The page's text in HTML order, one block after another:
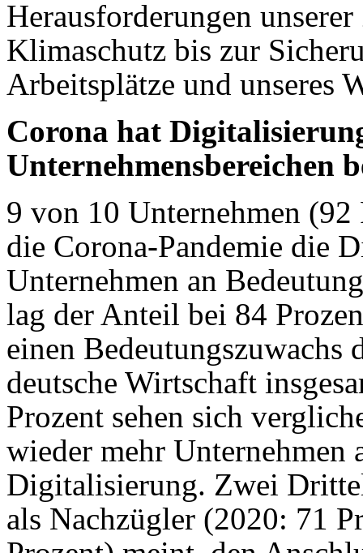
Herausforderungen
Klimaschutz bis zur
Arbeitsplätze und unseres
Corona hat
Unternehmensbereichen
9 von 10 Unternehmen (92
die Corona-Pandemie die
Unternehmen an
lag der Anteil bei 84
einen
deutsche Wirtschaft
Prozent sehen sich
wieder mehr Unternehmen
Digitalisierung. Zwei
als Nachzügler (2020: 71